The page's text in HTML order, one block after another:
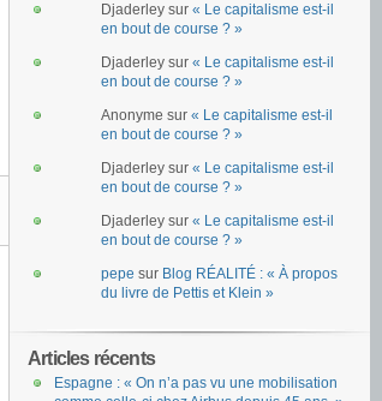
Djaderley sur « Le capitalisme est-il
en bout de course ? »
Djaderley sur « Le capitalisme est-il
en bout de course ? »
Anonyme sur « Le capitalisme est-il
en bout de course ? »
Djaderley sur « Le capitalisme est-il
en bout de course ? »
Djaderley sur « Le capitalisme est-il
en bout de course ? »
pepe sur Blog RÉALITÉ : « À propos
du livre de Pettis et Klein »
Articles récents
Espagne : « On n’a pas vu une mobilisation